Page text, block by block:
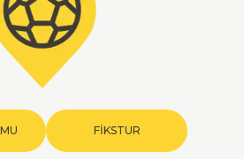
FİKSTUR